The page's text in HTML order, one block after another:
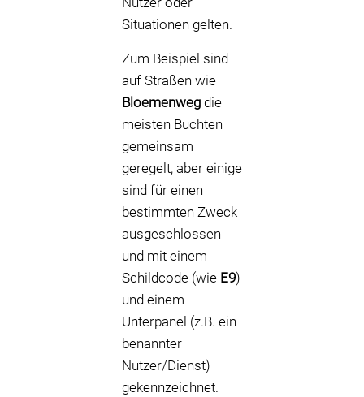
Situationen gelten.
Zum Beispiel sind
auf Straßen wie
Bloemenweg die
meisten Buchten
gemeinsam
geregelt, aber einige
sind für einen
bestimmten Zweck
ausgeschlossen
und mit einem
Schildcode (wie E9)
und einem
Unterpanel (z.B. ein
benannter
Nutzer/Dienst)
gekennzeichnet.